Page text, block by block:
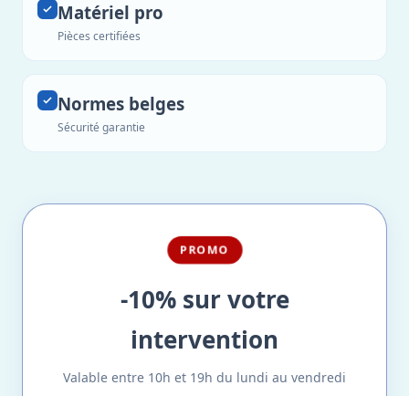
Matériel pro
Pièces certifiées
Normes belges
Sécurité garantie
PROMO
-10% sur votre
intervention
Valable entre 10h et 19h du lundi au vendredi